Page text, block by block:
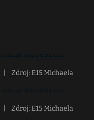
Zdroj: E15 Michaela
Zdroj: E15 Michaela